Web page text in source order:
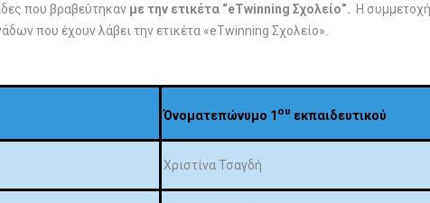
που βραβεύτηκαν με την ετικέτα “eTwinning Σχολείο”. Η
που έχουν λάβει την ετικέτα «eTwinning Σχολείο».
Όνοματεπώνυμο 1 ου εκπαιδευτικού
Χριστίνα Τσαγδή